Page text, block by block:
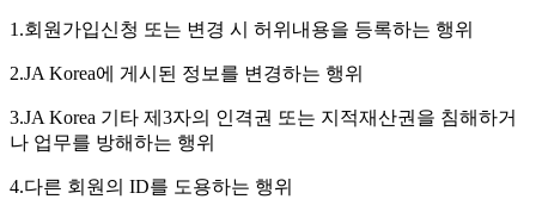
1.회원가입신청 또는 변경 시 허위내용을 등록하는 행위
2.JA Korea에 게시된 정보를 변경하는 행위
3.JA Korea 기타 제3자의 인격권 또는 지적재산권을 침해하거
나 업무를 방해하는 행위
4.다른 회원의 ID를 도용하는 행위